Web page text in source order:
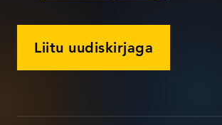
Liitu uudiskirjaga